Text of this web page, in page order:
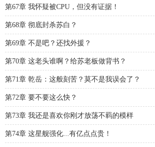
第67章 我怀疑被CPU，但没有证据！
第68章 彻底封杀苏白？
第69章 不是吧？还找外援？
第70章 这老头谁啊？给苏老板做背书？
第71章 乾岳：这般刻苦？莫不是我误会了？
第72章 要不要这么快？
第73章 我还是喜欢你刚才放荡不羁的模样
第74章 这星舰强化...有亿点点贵！